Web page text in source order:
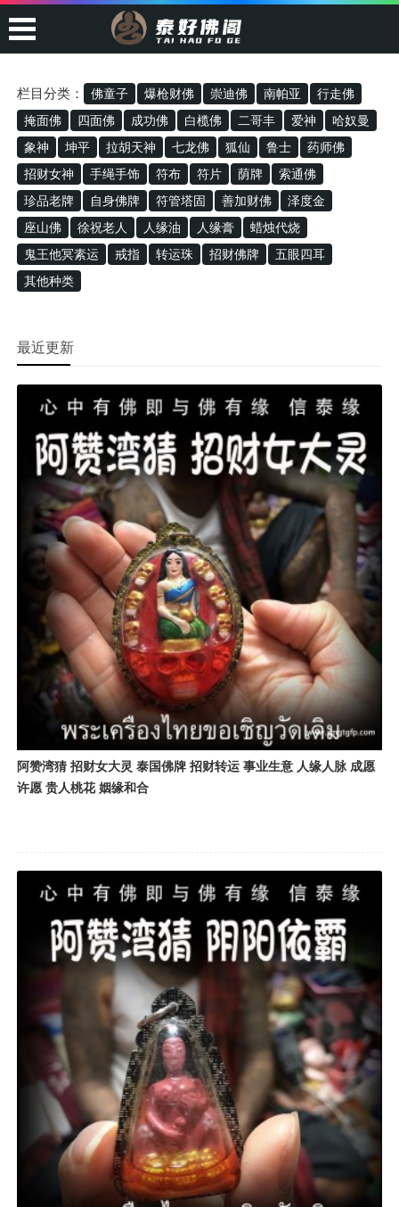
栏目分类： 佛童子 爆枪财佛 崇迪佛 南帕亚
行走佛
掩面佛
四面佛 成功佛 白榄佛 二哥丰 爱神
哈奴曼
象神
坤平 拉胡天神 七龙佛 狐仙 鲁士
药师佛
招财女神
手绳手饰 符布 符片 荫牌
索通佛
珍品老牌
自身佛牌 符管塔固 善加财佛
泽度金
座山佛
徐祝老人 人缘油 人缘膏
蜡烛代烧
鬼王他冥素运
戒指 转运珠 招财佛牌
五眼四耳
其他种类
最近更新
阿赞湾猜 招财女大灵 泰国佛牌 招财转运 事业生意 人缘人脉 成愿
许愿 贵人桃花 姻缘和合